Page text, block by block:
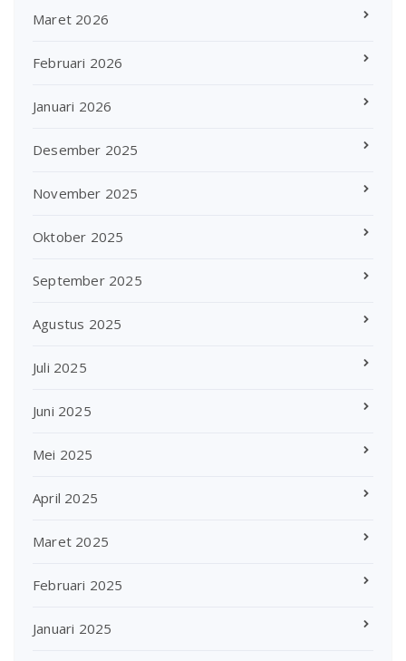
Maret 2026
Februari 2026
Januari 2026
Desember 2025
November 2025
Oktober 2025
September 2025
Agustus 2025
Juli 2025
Juni 2025
Mei 2025
April 2025
Maret 2025
Februari 2025
Januari 2025